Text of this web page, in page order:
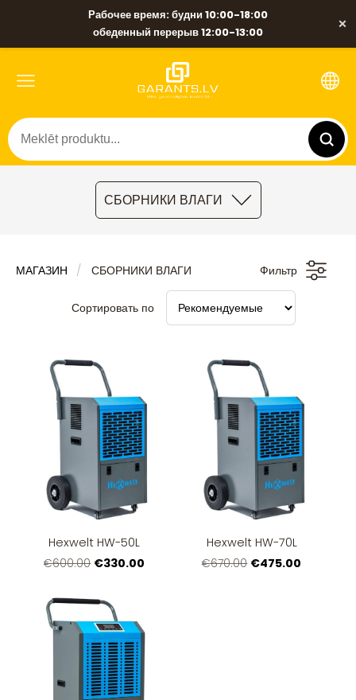
Рабочее время: будни 10:00-18:00
обеденный перерыв 12:00-13:00
×
СБОРНИКИ ВЛАГИ
МАГАЗИН СБОРНИКИ ВЛАГИ Фильтр
Сортировать по
Hexwelt HW-50L
€600.00 €330.00
Hexwelt HW-70L
€670.00 €475.00